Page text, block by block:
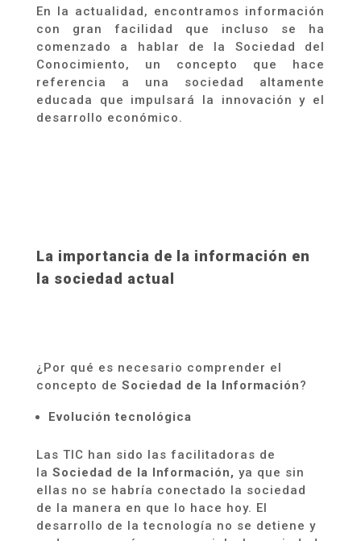
En la actualidad, encontramos información
con gran facilidad que incluso se ha
comenzado a hablar de la Sociedad del
Conocimiento, un concepto que hace
referencia a una sociedad altamente
educada que impulsará la innovación y el
desarrollo económico.
La importancia de la información en
la sociedad actual
¿Por qué es necesario comprender el
concepto de Sociedad de la Información?
Evolución tecnológica
Las TIC han sido las facilitadoras de
la Sociedad de la Información, ya que sin
ellas no se habría conectado la sociedad
de la manera en que lo hace hoy. El
desarrollo de la tecnología no se detiene y